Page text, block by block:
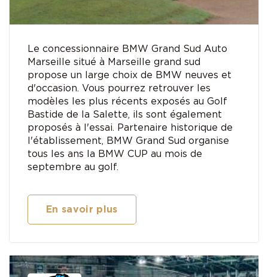
Le concessionnaire BMW Grand Sud Auto
Marseille situé à Marseille grand sud
propose un large choix de BMW neuves et
d'occasion. Vous pourrez retrouver les
modèles les plus récents exposés au Golf
Bastide de la Salette, ils sont également
proposés à l'essai. Partenaire historique de
l'établissement, BMW Grand Sud organise
tous les ans la BMW CUP au mois de
septembre au golf.
En savoir plus